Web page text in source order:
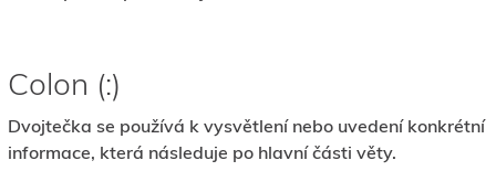
Colon (:)
Dvojtečka se používá k vysvětlení nebo uvedení konkrétní
informace, která následuje po hlavní části věty.